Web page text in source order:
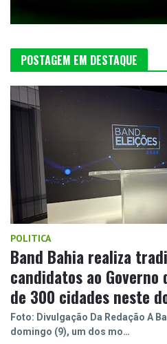
POSTAGEM EM DESTAQUE
POLITICA
Band Bahia realiza
candidatos ao
de 300 cidades neste
Foto: Divulgação Da Redação A
domingo (9), um dos mo…